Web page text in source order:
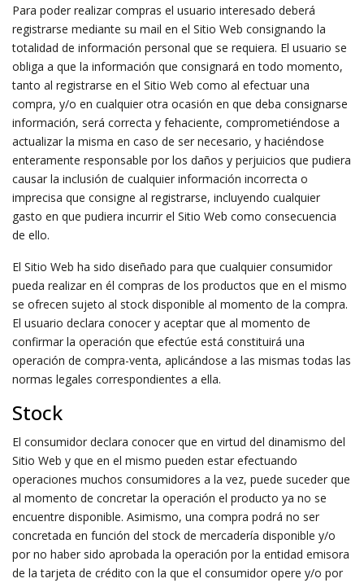
Para poder realizar compras el usuario interesado deberá
registrarse mediante su mail en el Sitio Web consignando la
totalidad de información personal que se requiera. El usuario se
obliga a que la información que consignará en todo momento,
tanto al registrarse en el Sitio Web como al efectuar una
compra, y/o en cualquier otra ocasión en que deba consignarse
información, será correcta y fehaciente, comprometiéndose a
actualizar la misma en caso de ser necesario, y haciéndose
enteramente responsable por los daños y perjuicios que pudiera
causar la inclusión de cualquier información incorrecta o
imprecisa que consigne al registrarse, incluyendo cualquier
gasto en que pudiera incurrir el Sitio Web como consecuencia
de ello.
El Sitio Web ha sido diseñado para que cualquier consumidor
pueda realizar en él compras de los productos que en el mismo
se ofrecen sujeto al stock disponible al momento de la compra.
El usuario declara conocer y aceptar que al momento de
confirmar la operación que efectúe está constituirá una
operación de compra-venta, aplicándose a las mismas todas las
normas legales correspondientes a ella.
Stock
El consumidor declara conocer que en virtud del dinamismo del
Sitio Web y que en el mismo pueden estar efectuando
operaciones muchos consumidores a la vez, puede suceder que
al momento de concretar la operación el producto ya no se
encuentre disponible. Asimismo, una compra podrá no ser
concretada en función del stock de mercadería disponible y/o
por no haber sido aprobada la operación por la entidad emisora
de la tarjeta de crédito con la que el consumidor opere y/o por